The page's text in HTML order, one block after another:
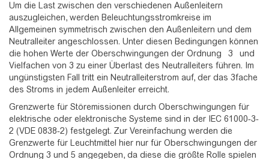
Um die Last zwischen den verschiedenen Außenleitern
auszugleichen, werden Beleuchtungsstromkreise im
Allgemeinen symmetrisch zwischen den Außenleitern und dem
Neutralleiter angeschlossen. Unter diesen Bedingungen können
die hohen Werte der Oberschwingungen der Ordnung
3
und
Vielfachen von 3 zu einer Überlast des Neutralleiters führen. Im
ungünstigsten Fall tritt ein Neutralleiterstrom auf, der das 3fache
des Stroms in jedem Außenleiter erreicht.
Grenzwerte für Störemissionen durch Oberschwingungen für
elektrische oder elektronische Systeme sind in der IEC 61000-3-
2 (VDE 0838-2) festgelegt. Zur Vereinfachung werden die
Grenzwerte für Leuchtmittel hier nur für Oberschwingungen der
Ordnung 3 und 5 angegeben, da diese die größte Rolle spielen